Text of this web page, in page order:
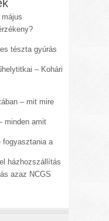
tészta gyúrás
– Kohári
– mit mire
minden amit
fogyasztania a
házhozszállítás
azaz NCGS